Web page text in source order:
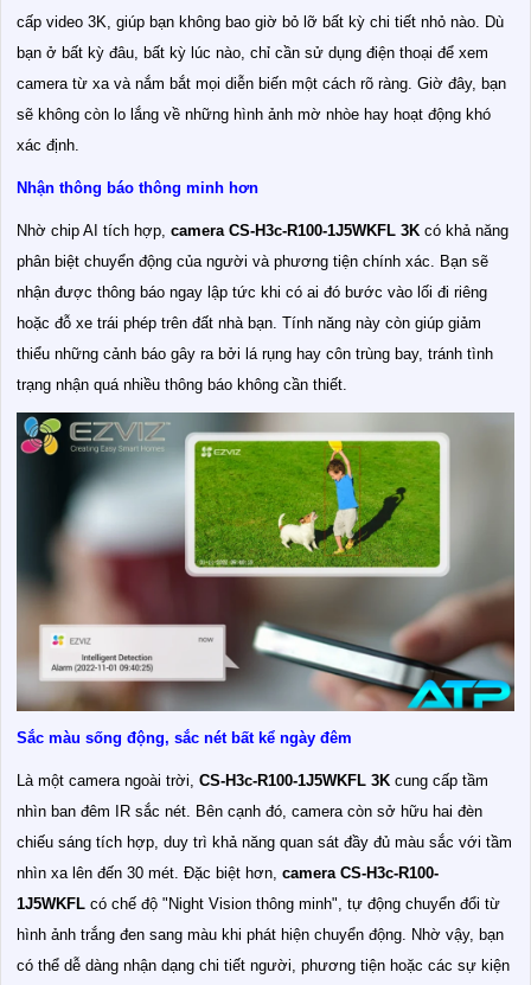
cấp video 3K, giúp bạn không bao giờ bỏ lỡ bất kỳ chi tiết nhỏ nào. Dù
bạn ở bất kỳ đâu, bất kỳ lúc nào, chỉ cần sử dụng điện thoại để xem
camera từ xa và nắm bắt mọi diễn biến một cách rõ ràng. Giờ đây, bạn
sẽ không còn lo lắng về những hình ảnh mờ nhòe hay hoạt động khó
xác định.
Nhận thông báo thông minh hơn
Nhờ chip AI tích hợp, camera CS-H3c-R100-1J5WKFL 3K có khả năng
phân biệt chuyển động của người và phương tiện chính xác. Bạn sẽ
nhận được thông báo ngay lập tức khi có ai đó bước vào lối đi riêng
hoặc đỗ xe trái phép trên đất nhà bạn. Tính năng này còn giúp giảm
thiểu những cảnh báo gây ra bởi lá rụng hay côn trùng bay, tránh tình
trạng nhận quá nhiều thông báo không cần thiết.
Sắc màu sống động, sắc nét bất kể ngày đêm
Là một camera ngoài trời, CS-H3c-R100-1J5WKFL 3K cung cấp tầm
nhìn ban đêm IR sắc nét. Bên cạnh đó, camera còn sở hữu hai đèn
chiếu sáng tích hợp, duy trì khả năng quan sát đầy đủ màu sắc với tầm
nhìn xa lên đến 30 mét. Đặc biệt hơn, camera CS-H3c-R100-
1J5WKFL có chế độ "Night Vision thông minh", tự động chuyển đổi từ
hình ảnh trắng đen sang màu khi phát hiện chuyển động. Nhờ vậy, bạn
có thể dễ dàng nhận dạng chi tiết người, phương tiện hoặc các sự kiện